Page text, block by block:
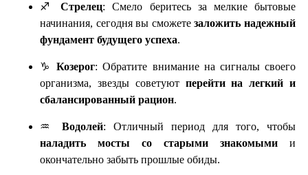
♐Стрелец: Смело беритесь за мелкие бытовые
начинания, сегодня вы сможетезаложить надежный
фундамент будущего успеха.
♑Козерог: Обратите внимание на сигналы своего
организма, звезды советуют перейти на легкий и
сбалансированный рацион.
♒ Водолей: Отличный период для того, чтобы
наладить мосты со старыми знакомыми и
окончательно забыть прошлые обиды.